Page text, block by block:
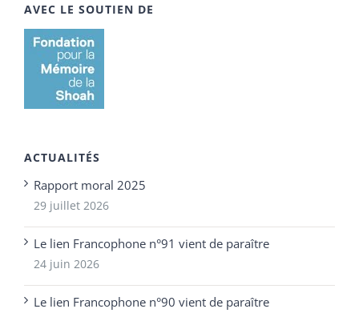
AVEC LE SOUTIEN DE
ACTUALITÉS
Rapport moral 2025
29 juillet 2026
Le lien Francophone n°91 vient de paraître
24 juin 2026
Le lien Francophone n°90 vient de paraître